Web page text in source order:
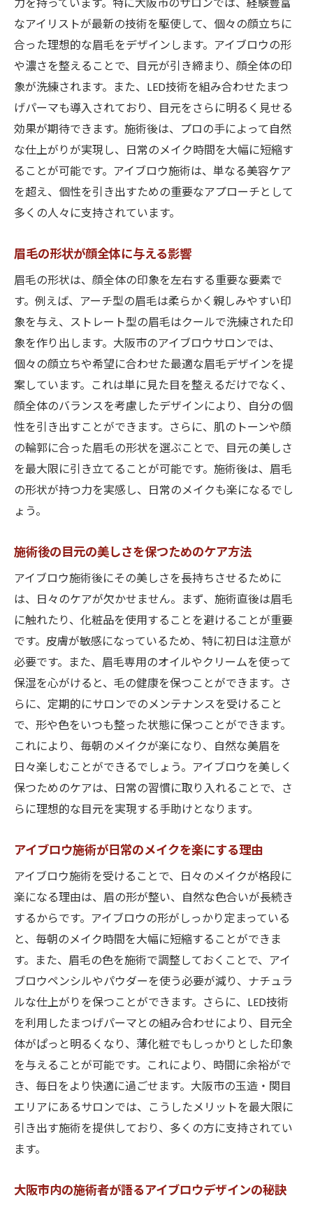
力を持っています。特に大阪市のサロンでは、経験豊富
なアイリストが最新の技術を駆使して、個々の顔立ちに
合った理想的な眉毛をデザインします。アイブロウの形
や濃さを整えることで、目元が引き締まり、顔全体の印
象が洗練されます。また、LED技術を組み合わせたまつ
げパーマも導入されており、目元をさらに明るく見せる
効果が期待できます。施術後は、プロの手によって自然
な仕上がりが実現し、日常のメイク時間を大幅に短縮す
ることが可能です。アイブロウ施術は、単なる美容ケア
を超え、個性を引き出すための重要なアプローチとして
多くの人々に支持されています。
眉毛の形状が顔全体に与える影響
眉毛の形状は、顔全体の印象を左右する重要な要素で
す。例えば、アーチ型の眉毛は柔らかく親しみやすい印
象を与え、ストレート型の眉毛はクールで洗練された印
象を作り出します。大阪市のアイブロウサロンでは、
個々の顔立ちや希望に合わせた最適な眉毛デザインを提
案しています。これは単に見た目を整えるだけでなく、
顔全体のバランスを考慮したデザインにより、自分の個
性を引き出すことができます。さらに、肌のトーンや顔
の輪郭に合った眉毛の形状を選ぶことで、目元の美しさ
を最大限に引き立てることが可能です。施術後は、眉毛
の形状が持つ力を実感し、日常のメイクも楽になるでし
ょう。
施術後の目元の美しさを保つためのケア方法
アイブロウ施術後にその美しさを長持ちさせるために
は、日々のケアが欠かせません。まず、施術直後は眉毛
に触れたり、化粧品を使用することを避けることが重要
です。皮膚が敏感になっているため、特に初日は注意が
必要です。また、眉毛専用のオイルやクリームを使って
保湿を心がけると、毛の健康を保つことができます。さ
らに、定期的にサロンでのメンテナンスを受けること
で、形や色をいつも整った状態に保つことができます。
これにより、毎朝のメイクが楽になり、自然な美眉を
日々楽しむことができるでしょう。アイブロウを美しく
保つためのケアは、日常の習慣に取り入れることで、さ
らに理想的な目元を実現する手助けとなります。
アイブロウ施術が日常のメイクを楽にする理由
アイブロウ施術を受けることで、日々のメイクが格段に
楽になる理由は、眉の形が整い、自然な色合いが長続き
するからです。アイブロウの形がしっかり定まっている
と、毎朝のメイク時間を大幅に短縮することができま
す。また、眉毛の色を施術で調整しておくことで、アイ
ブロウペンシルやパウダーを使う必要が減り、ナチュラ
ルな仕上がりを保つことができます。さらに、LED技術
を利用したまつげパーマとの組み合わせにより、目元全
体がぱっと明るくなり、薄化粧でもしっかりとした印象
を与えることが可能です。これにより、時間に余裕がで
き、毎日をより快適に過ごせます。大阪市の玉造・関目
エリアにあるサロンでは、こうしたメリットを最大限に
引き出す施術を提供しており、多くの方に支持されてい
ます。
大阪市内の施術者が語るアイブロウデザインの秘訣